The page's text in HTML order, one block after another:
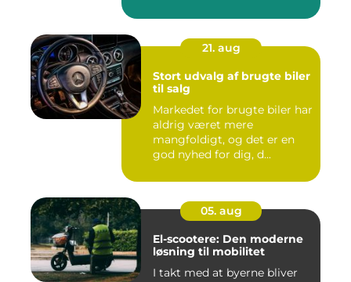
21. aug
Stort udvalg af brugte biler
til salg
Markedet for brugte biler har
aldrig været mere
mangfoldigt, og det er en
god nyhed for dig, d...
05. aug
El-scootere: Den moderne
løsning til mobilitet
I takt med at byerne bliver